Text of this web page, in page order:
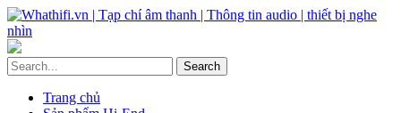
Trang chủ